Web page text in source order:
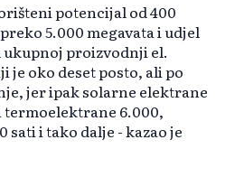
potencijal od 400
5.000 megavata i udjel
proizvodnji el.
je oko deset posto, ali po
jer ipak solarne elektrane
termoelektrane 6.000,
i tako dalje - kazao je